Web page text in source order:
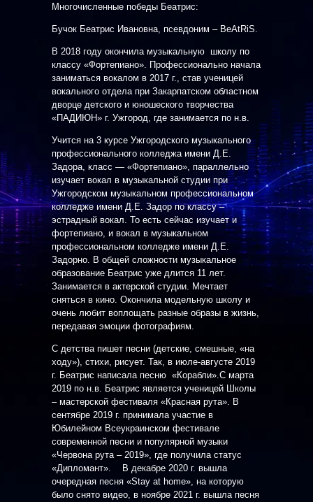
Многочисленные победы Беатрис:
Бучок Беатрис Ивановна, псевдоним – BeAtRiS.
В 2018 году окончила музыкальную школу по
классу «Фортепиано». Профессионально начала
заниматься вокалом в 2017 г., став ученицей
вокального отдела при Закарпатском областном
дворце детского и юношеского творчества
«ПАДИЮН» г. Ужгород, где занимается по н.в.
Учится на 3 курсе Ужгородского музыкального
профессионального колледжа имени Д.Е.
Задора, класс — «Фортепиано», параллельно
изучает вокал в музыкальной студии при
Ужгородском музыкальном профессиональном
колледже имени Д.Е. Задор по классу –
эстрадный вокал. То есть сейчас изучает и
фортепиано, и вокал в музыкальном
профессиональном колледже имени Д.Е.
Задорно. В общей сложности музыкальное
образование Беатрис уже длится 11 лет.
Занимается в актерской студии. Мечтает
сняться в кино. Окончила модельную школу и
очень любит воплощать разные образы в жизнь,
передавая эмоции фотографиям.
С детства пишет песни (детские, смешные, «на
ходу»), стихи, рисует. Так, в июле-августе 2019
г. Беатрис написала песню «Корабли».С марта
2019 по н.в. Беатрис является ученицей Школы
– мастерской фестиваля «Красная рута». В
сентябре 2019 г. принимала участие в
Юбилейном Всеукраинском фестивале
современной песни и популярной музыки
«Червона рута – 2019», где получила статус
«Дипломант». В декабре 2020 г. вышла
очередная песня «Stay at home», на которую
было снято видео, в ноябре 2021 г. вышла песня